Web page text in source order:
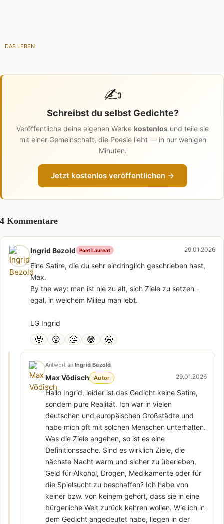
DAS LEBEN
✍️
Schreibst du selbst Gedichte?
Veröffentliche deine eigenen Werke kostenlos und teile sie
mit einer Gemeinschaft, die Poesie liebt — in nur wenigen
Minuten.
Jetzt kostenlos veröffentlichen →
4 Kommentare
Ingrid Bezold Poet Laureat 29.01.2026
Eine Satire, die du sehr eindringlich geschrieben hast,
Max.
By the way: man ist nie zu alt, sich Ziele zu setzen -
egal, in welchem Milieu man lebt.
LG Ingrid
🥹 😮 🤔 😂 🤩
Antwort an Ingrid Bezold
Max Vödisch Autor 29.01.2026
Hallo Ingrid, leider ist das Gedicht keine Satire,
sondern pure Realität. Ich war in vielen
deutschen und europäischen Großstädte und
habe mich oft mit solchen Menschen unterhalten.
Was die Ziele angehen, so ist es eine
Definitionssache. Sind es wirklich Ziele, die
nächste Nacht warm und sicher zu überleben,
Geld für Alkohol, Drogen, Medikamente oder für
die Spielsucht zu beschaffen? Ich habe von
keiner bzw. von keinem gehört, dass sie in eine
bürgerliche Welt zurück kehren wollen. Wie ich in
dem Gedicht angedeutet habe, liegen in der